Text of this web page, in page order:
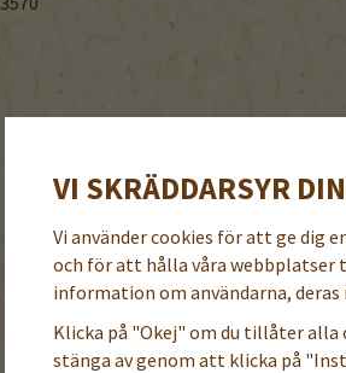
VI SKRÄDDARSYR
Vi använder cookies för att ge dig
och för att hålla våra webbplatser
information om användarna,
Klicka på "Okej" om du tillåter alla
stänga av genom att klicka på